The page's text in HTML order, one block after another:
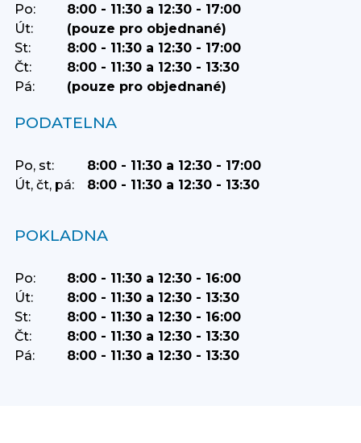
Po:
8:00 - 11:30 a 12:30 - 17:00
Út:
(pouze pro objednané)
St:
8:00 - 11:30 a 12:30 - 17:00
Čt:
8:00 - 11:30 a 12:30 - 13:30
Pá:
(pouze pro objednané)
PODATELNA
Po, st:
8:00 - 11:30 a 12:30 - 17:00
Út, čt, pá:
8:00 - 11:30 a 12:30 - 13:30
POKLADNA
Po:
8:00 - 11:30 a 12:30 - 16:00
Út:
8:00 - 11:30 a 12:30 - 13:30
St:
8:00 - 11:30 a 12:30 - 16:00
Čt:
8:00 - 11:30 a 12:30 - 13:30
Pá:
8:00 - 11:30 a 12:30 - 13:30